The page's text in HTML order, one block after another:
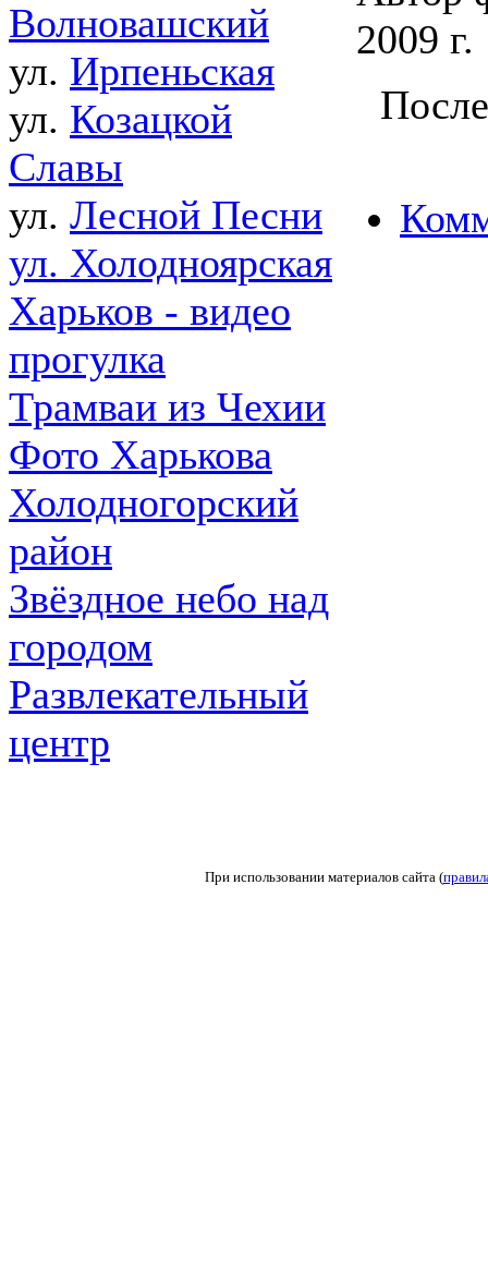
Волновашский
ул. Ирпеньская
ул. Козацкой
Славы
ул. Лесной Песни
ул. Холодноярская
Харьков - видео
прогулка
Трамваи из Чехии
Фото Харькова
Холодногорский
район
Звёздное небо над
городом
Развлекательный
центр
2009 г.
При использовании материалов сайта (